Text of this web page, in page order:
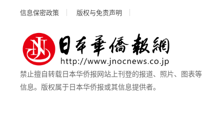
信息保密政策
版权与免责声明
禁止擅自转载日本华侨报网站上刊登的报道、照片、图表等
信息。版权属于日本华侨报或其信息提供者。